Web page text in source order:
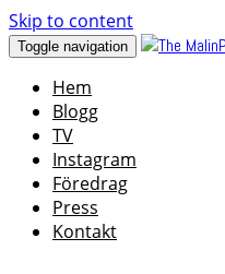
Skip to content
Toggle navigation
Hem
Blogg
TV
Instagram
Föredrag
Press
Kontakt